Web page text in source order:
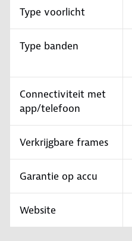
Type voorlicht
Type banden
Connectiviteit met
app/telefoon
Verkrijgbare frames
Garantie op accu
Website